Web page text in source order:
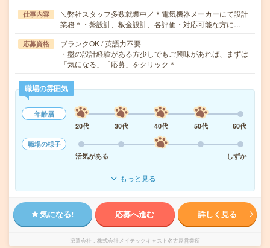
仕事内容
＼弊社スタッフ多数就業中／＊電気機器メーカーにて設計
業務＊・盤設計、板金設計、各評価・対応可能な方に…
応募資格
ブランクOK / 英語力不要
・盤の設計経験がある方少しでもご興味があれば、まずは
「気になる」「応募」をクリック＊
職場の雰囲気
年齢層
20代
30代 40代 50代
60代
職場の様子
活気がある
しずか
もっと見る
気になる! 応募へ進む 詳しく見る
派遣会社 株式会社メイテックキャスト名古屋営業所